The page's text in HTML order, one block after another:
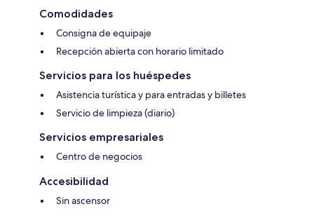
Comodidades
Consigna de equipaje
Recepción abierta con horario limitado
Servicios para los huéspedes
Asistencia turística y para entradas y billetes
Servicio de limpieza (diario)
Servicios empresariales
Centro de negocios
Accesibilidad
Sin ascensor